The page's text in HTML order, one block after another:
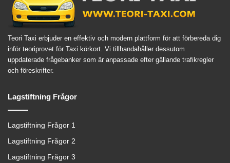
Teori Taxi erbjuder en effektiv och modern plattform för att förbereda dig
inför teoriprovet för Taxi körkort. Vi tillhandahåller dessutom
uppdaterade frågebanker som är anpassade efter gällande trafikregler
och föreskrifter.
Lagstiftning Frågor
Lagstiftning Frågor 1
Lagstiftning Frågor 2
Lagstiftning Frågor 3